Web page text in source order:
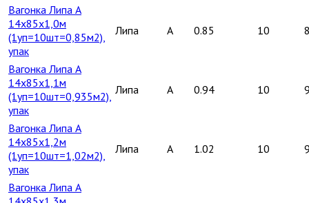
Вагонка Липа А
14х85х1,0м
(1уп=10шт=0,85м2),
упак
Липа A 0.85 10
Вагонка Липа А
14х85х1,1м
(1уп=10шт=0,935м2),
упак
Липа A 0.94 10
Вагонка Липа А
14х85х1,2м
(1уп=10шт=1,02м2),
упак
Липа A 1.02 10
Вагонка Липа А